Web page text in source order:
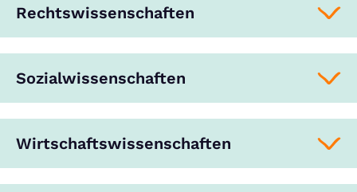
Rechtswissenschaften
Sozialwissenschaften
Wirtschaftswissenschaften